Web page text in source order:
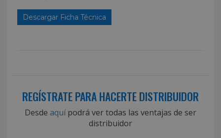
Descargar Ficha Técnica
REGÍSTRATE PARA HACERTE DISTRIBUIDOR
Desde aquípodrá ver todas las ventajas de ser
distribuidor